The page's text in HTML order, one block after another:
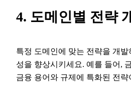
4. 도메인별 전략
특정 도메인에 맞는 전략을 개
성을 향상시키세요. 예를 들어,
금융 용어와 규제에 특화된 전